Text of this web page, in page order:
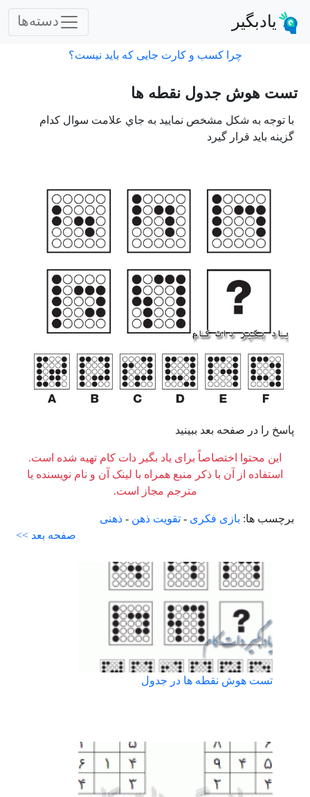
یادبگیر دسته‌ها
چرا کسب و کارت جایی که باید نیست؟
تست هوش جدول نقطه ها
با توجه به شكل مشخص نماييد به جاي علامت سوال كدام
گزينه بايد قرار گيرد
پاسخ را در صفحه بعد ببینید
این محتوا اختصاصاً برای یاد بگیر دات کام تهیه شده است.
استفاده از آن با ذکر منبع همراه با لینک آن و نام نویسنده یا
مترجم مجاز است.
برچسب ها: بازی فکری - تقویت ذهن - ذهنی
صفحه بعد >>
تست هوش نقطه ها در جدول